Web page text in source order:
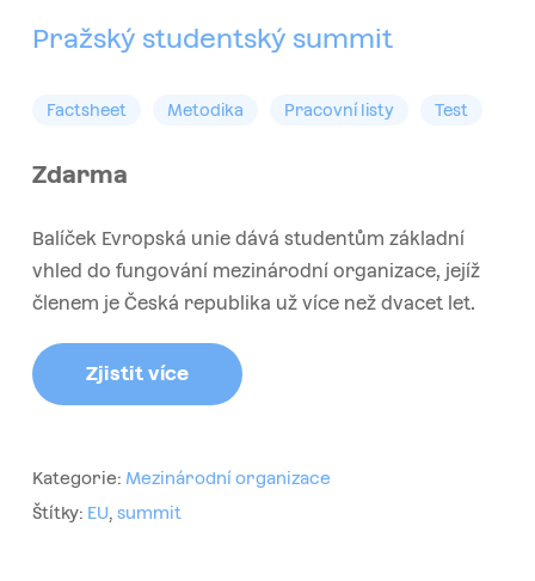
Pražský studentský summit
Factsheet Metodika Pracovní listy Test
Zdarma
Balíček Evropská unie dává studentům základní
vhled do fungování mezinárodní organizace, jejíž
členem je Česká republika už více než dvacet let.
Zjistit více
Kategorie: Mezinárodní organizace
Štítky: EU, summit